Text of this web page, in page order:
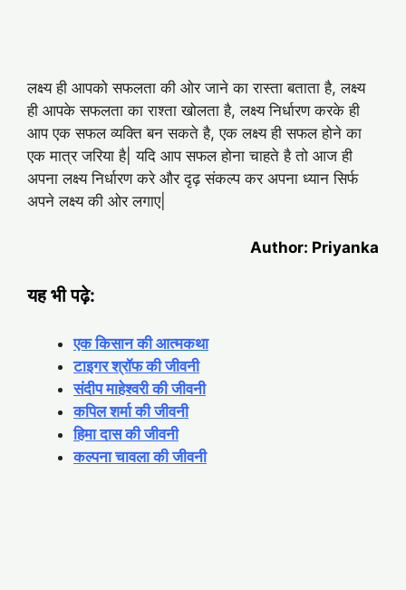
लक्ष्य ही आपको सफलता की ओर जाने का रास्ता बताता है, लक्ष्य
ही आपके सफलता का राश्ता खोलता है, लक्ष्य निर्धारण करके ही
आप एक सफल व्यक्ति बन सकते है, एक लक्ष्य ही सफल होने का
एक मात्र जरिया है| यदि आप सफल होना चाहते है तो आज ही
अपना लक्ष्य निर्धारण करे और दृढ़ संकल्प कर अपना ध्यान सिर्फ
अपने लक्ष्य की ओर लगाए|
Author: Priyanka
यह भी पढ़े:
एक किसान की आत्मकथा
टाइगर श्रॉफ की जीवनी
संदीप माहेश्वरी की जीवनी
कपिल शर्मा की जीवनी
हिमा दास की जीवनी
कल्पना चावला की जीवनी